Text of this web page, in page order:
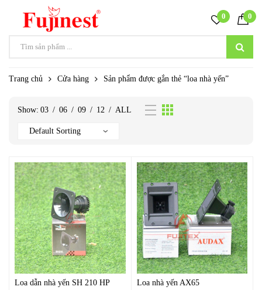
0 0
Trang chủ Cửa hàng Sản phẩm được gắn thẻ “loa nhà yến”
Show: 03 / 06 / 09 / 12 / ALL
Loa dẫn nhà yến SH 210 HP
Loa nhà yến AX65